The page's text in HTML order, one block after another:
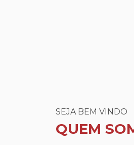
SEJA BEM VINDO
QUEM